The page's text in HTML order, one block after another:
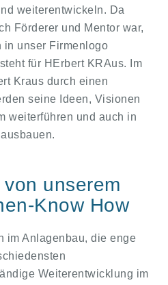
weiterentwickeln. Da
Förderer und Mentor war,
in unser Firmenlogo
für HErbert KRAus. Im
Kraus durch einen
seine Ideen, Visionen
weiterführen und auch in
unserem
Know How
im Anlagenbau, die enge
Weiterentwicklung im